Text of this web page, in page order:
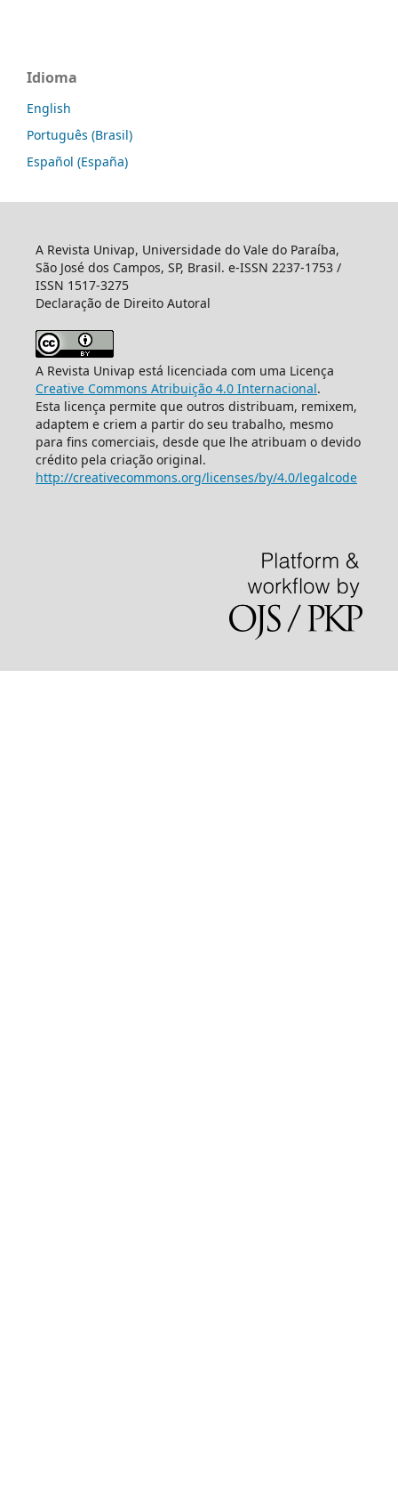
Idioma
English
Português (Brasil)
Español (España)
A Revista Univap, Universidade do Vale do Paraíba,
São José dos Campos, SP, Brasil. e-ISSN 2237-1753 /
ISSN 1517-3275
Declaração de Direito Autoral
A Revista Univap está licenciada com uma Licença
Creative Commons Atribuição 4.0 Internacional.
Esta licença permite que outros distribuam, remixem,
adaptem e criem a partir do seu trabalho, mesmo
para fins comerciais, desde que lhe atribuam o devido
crédito pela criação original.
http://creativecommons.org/licenses/by/4.0/legalcode